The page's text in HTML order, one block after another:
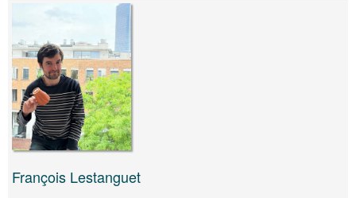
François Lestanguet